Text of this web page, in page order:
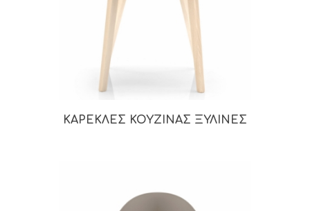
ΚΑΡΕΚΛΕΣ ΚΟΥΖΙΝΑΣ ΞΥΛΙΝΕΣ